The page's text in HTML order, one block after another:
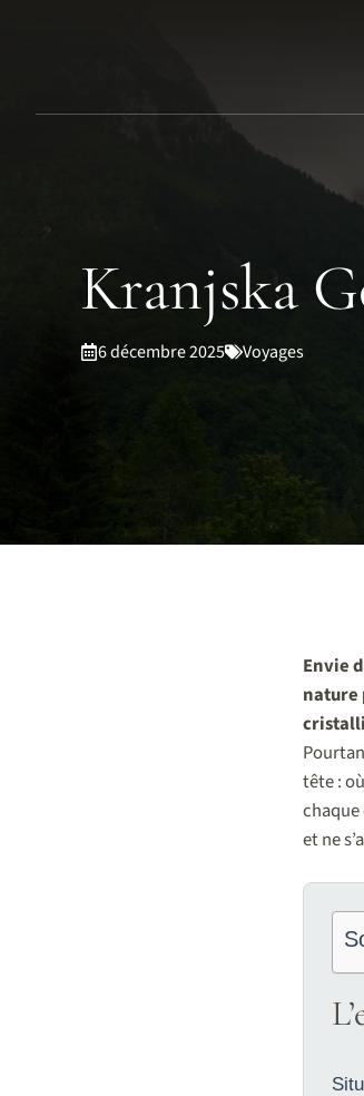
Kranjska
6 décembre 2025 Voyages
Envie
nature
tête :
et ne